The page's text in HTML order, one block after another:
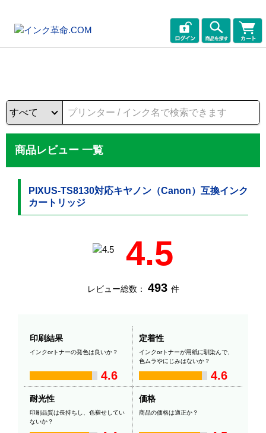
商品レビュー 一覧
PIXUS-TS8130対応キヤノン（Canon）互換インク
カートリッジ
4.5
レビュー総数： 493 件
印刷結果
インクorトナーの発色は良いか？
4.6
定着性
インクorトナーが用紙に馴染んで、
色ムラやにじみはないか？
4.6
耐光性
印刷品質は長持ちし、色褪せしてい
ないか？
価格
商品の価格は適正か？